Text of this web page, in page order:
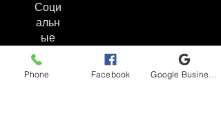
Соци
альн
ые
Phone Facebook